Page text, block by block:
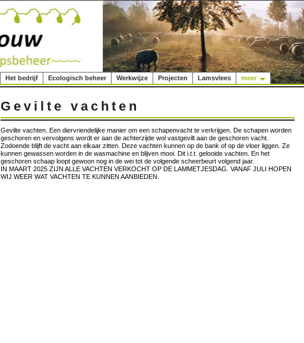
Het bedrijf Ecologisch beheer Werkwijze Projecten Lamsvlees meer
Gevilte vachten
Gevilte vachten. Een diervriendelijke manier om een schapenvacht te verkrijgen. De schapen worden
geschoren en vervolgens wordt er aan de achterzijde wol vastgevilt aan de geschoren vacht.
Zodoende blijft de vacht aan elkaar zitten. Deze vachten kunnen op de bank of op de vloer liggen. Ze
kunnen gewassen worden in de wasmachine en blijven mooi. Dit i.t.t. gelooide vachten. En het
geschoren schaap loopt gewoon nog in de wei tot de volgende scheerbeurt volgend jaar.
IN MAART 2025 ZIJN ALLE VACHTEN VERKOCHT OP DE LAMMETJESDAG. VANAF JULI HOPEN
WIJ WEER WAT VACHTEN TE KUNNEN AANBIEDEN.